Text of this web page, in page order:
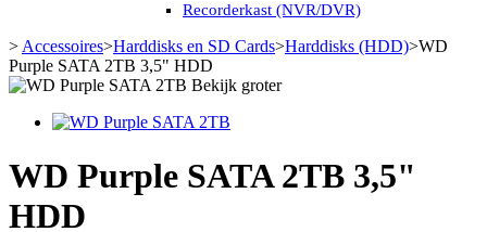
Recorderkast (NVR/DVR)
> Accessoires>Harddisks en SD Cards>Harddisks (HDD)>WD
Purple SATA 2TB 3,5" HDD
Bekijk groter
WD Purple SATA 2TB 3,5"
HDD